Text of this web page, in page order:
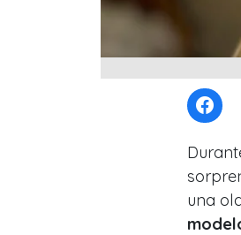
una